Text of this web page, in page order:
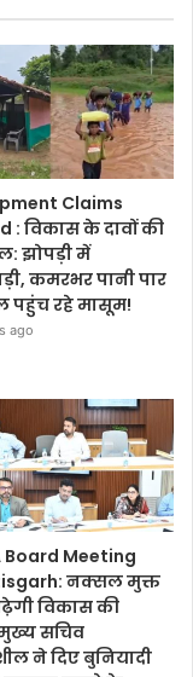
Claims
: विकास के दावों की
झोपड़ी में
कमरभर पानी पार
पहुंच रहे मासूम!
ago
Board Meeting
नक्सल मुक्त
विकास की
सचिव
ने दिए बुनियादी